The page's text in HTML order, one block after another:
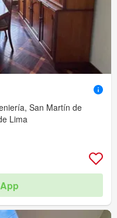
San Martín de
Lima